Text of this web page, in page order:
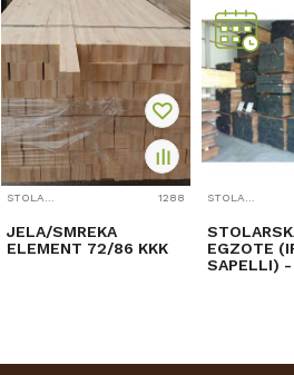
1288
JELA/SMREKA
ELEMENT 72/86 KKK
EGZOTE
SAPELLI)